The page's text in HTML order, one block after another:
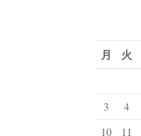
月 火
3
4
10
11